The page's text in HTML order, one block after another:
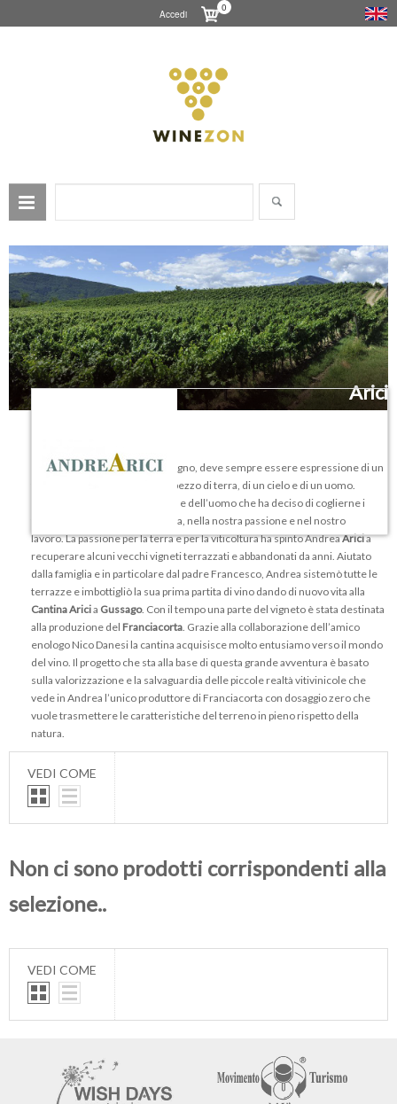
Accedi
0
Arici
Il vino, con la sua tipologia di vitigno, deve sempre essere espressione di un
territorio, di una cultura, di un pezzo di terra, di un cielo e di un uomo.
Credere nel rispetto della terra e dell’uomo che ha deciso di coglierne i
frutti con scrupolo e intelligenza, nella nostra passione e nel nostro
lavoro. La passione per la terra e per la viticoltura ha spinto AndreaAricia
recuperare alcuni vecchi vigneti terrazzati e abbandonati da anni. Aiutato
dalla famiglia e in particolare dal padre Francesco, Andrea sistemò tutte le
terrazze e imbottigliò la sua prima partita di vino dando di nuovo vita alla
Cantina Aricia Gussago. Con il tempo una parte del vigneto è stata destinata
alla produzione del Franciacorta . Grazie alla collaborazione dell’amico
enologo Nico Danesi la cantina acquisisce molto entusiamo verso il mondo
del vino. Il progetto che sta alla base di questa grande avventura è basato
sulla valorizzazione e la salvaguardia delle piccole realtà vitivinicole che
vede in Andrea l’unico produttore di Franciacorta con dosaggio zero che
vuole trasmettere le caratteristiche del terreno in pieno rispetto della
natura.
VEDI COME
Non ci sono prodotti corrispondenti alla
selezione..
VEDI COME